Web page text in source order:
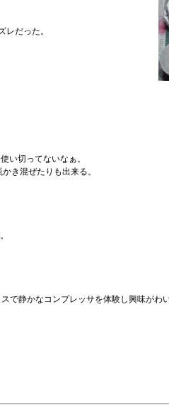
だった。
い切ってないなぁ。
き混ぜたりも出来る。
静かなコンプレッサを体験し興味がわ